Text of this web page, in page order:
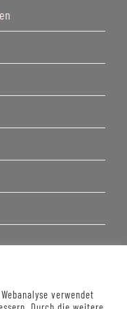
verwendet